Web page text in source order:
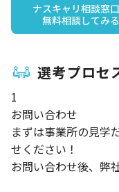
ナスキャリ相談窓
無料相談してみる
選考プロセ
1
お問い合わせ
まずは事業所の見学
せください！
お問い合わせ後、弊